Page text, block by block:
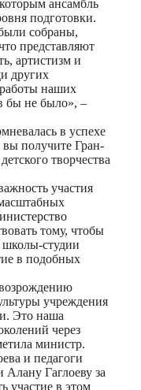
ансамбль
подготовки.
собраны,
представляют
артистизм и
других
наших
бы не было», –
в успехе
вы получите Гран-
творчества
участия
тому, чтобы
школы-студии
в подобных
учреждения
Это наша
через
министр.
и педагоги
Гаглоеву за
участие в этом